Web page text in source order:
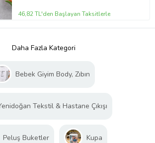
46,82 TL'den Başlayan Taksitlerle
Daha Fazla Kategori
Bebek Giyim Body, Zıbın
Tekstil & Hastane Çıkışı
Peluş Buketler Kupa